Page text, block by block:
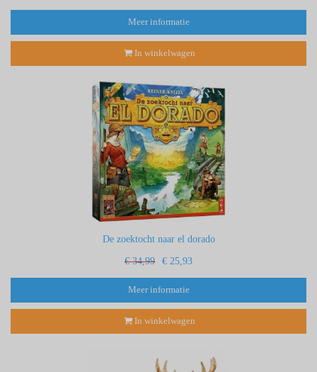
Meer informatie
In winkelwagen
De zoektocht naar el dorado
€ 34,99 € 25,93
Meer informatie
In winkelwagen